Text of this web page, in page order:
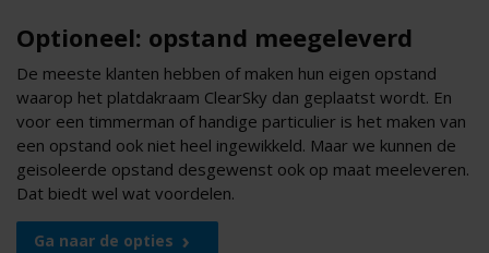
Optioneel: opstand meegeleverd
De meeste klanten hebben of maken hun eigen opstand
waarop het platdakraam ClearSky dan geplaatst wordt. En
voor een timmerman of handige particulier is het maken van
een opstand ook niet heel ingewikkeld. Maar we kunnen de
geisoleerde opstand desgewenst ook op maat meeleveren.
Dat biedt wel wat voordelen.
Ga naar de opties